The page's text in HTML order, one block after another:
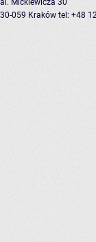
al. Mickiewicza 30
30-059 Kraków tel: +48